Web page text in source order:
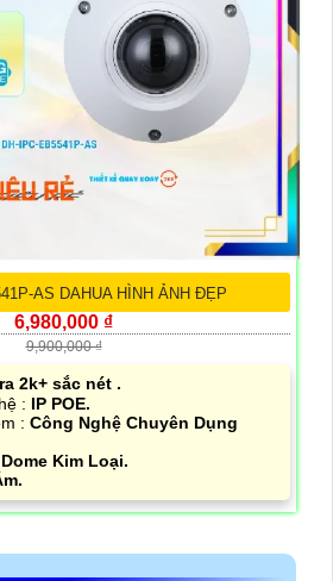
AS DAHUA HÌNH ẢNH ĐẸP
6,980,000 ₫
9,900,000 ₫
2k+ sắc nét .
: IP POE.
: Công Nghệ Chuyên Dụng
Dome Kim Loại.